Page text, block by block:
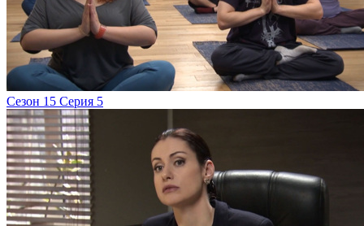
Сезон 15 Серия 5